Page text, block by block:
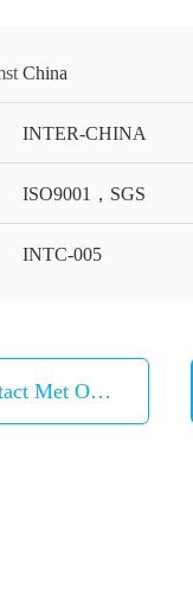
China
INTER-CHINA
ISO9001，SGS
INTC-005
Met Ons Op